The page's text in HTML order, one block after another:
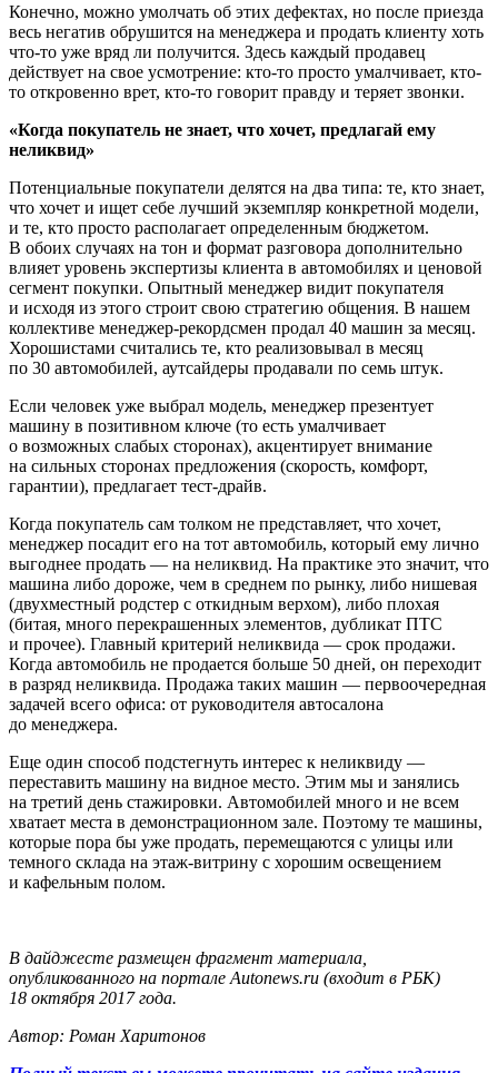
Конечно, можно умолчать об этих дефектах, но после приезда
весь негатив обрушится на менеджера и продать клиенту хоть
что-то уже вряд ли получится. Здесь каждый продавец
действует на свое усмотрение: кто-то просто умалчивает, кто-
то откровенно врет, кто-то говорит правду и теряет звонки.
«Когда покупатель не знает, что хочет, предлагай ему
неликвид»
Потенциальные покупатели делятся на два типа: те, кто знает,
что хочет и ищет себе лучший экземпляр конкретной модели,
и те, кто просто располагает определенным бюджетом.
В обоих случаях на тон и формат разговора дополнительно
влияет уровень экспертизы клиента в автомобилях и ценовой
сегмент покупки. Опытный менеджер видит покупателя
и исходя из этого строит свою стратегию общения. В нашем
коллективе менеджер-рекордсмен продал 40 машин за месяц.
Хорошистами считались те, кто реализовывал в месяц
по 30 автомобилей, аутсайдеры продавали по семь штук.
Если человек уже выбрал модель, менеджер презентует
машину в позитивном ключе (то есть умалчивает
о возможных слабых сторонах), акцентирует внимание
на сильных сторонах предложения (скорость, комфорт,
гарантии), предлагает тест-драйв.
Когда покупатель сам толком не представляет, что хочет,
менеджер посадит его на тот автомобиль, который ему лично
выгоднее продать — на неликвид. На практике это значит, что
машина либо дороже, чем в среднем по рынку, либо нишевая
(двухместный родстер с откидным верхом), либо плохая
(битая, много перекрашенных элементов, дубликат ПТС
и прочее). Главный критерий неликвида — срок продажи.
Когда автомобиль не продается больше 50 дней, он переходит
в разряд неликвида. Продажа таких машин — первоочередная
задачей всего офиса: от руководителя автосалона
до менеджера.
Еще один способ подстегнуть интерес к неликвиду —
переставить машину на видное место. Этим мы и занялись
на третий день стажировки. Автомобилей много и не всем
хватает места в демонстрационном зале. Поэтому те машины,
которые пора бы уже продать, перемещаются с улицы или
темного склада на этаж-витрину с хорошим освещением
и кафельным полом.
В дайджесте размещен фрагмент материала,
опубликованного на портале Autonews.ru (входит в РБК)
18 октября 2017 года.
Автор: Роман Харитонов